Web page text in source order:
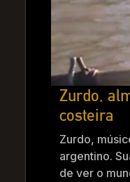
Zurdo,
costeira
Zurdo,
argentino.
de ver o